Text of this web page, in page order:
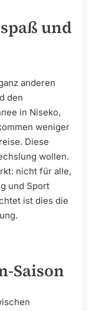
und
anderen
den
in Niseko,
weniger
Diese
wollen.
nicht für alle,
und Sport
ist dies die
Saison